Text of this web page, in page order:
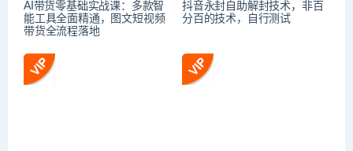
AI带货零基础实战课：多款智
能工具全面精通，图文短视频
带货全流程落地
抖音永封自助解封技术，非百
分百的技术，自行测试